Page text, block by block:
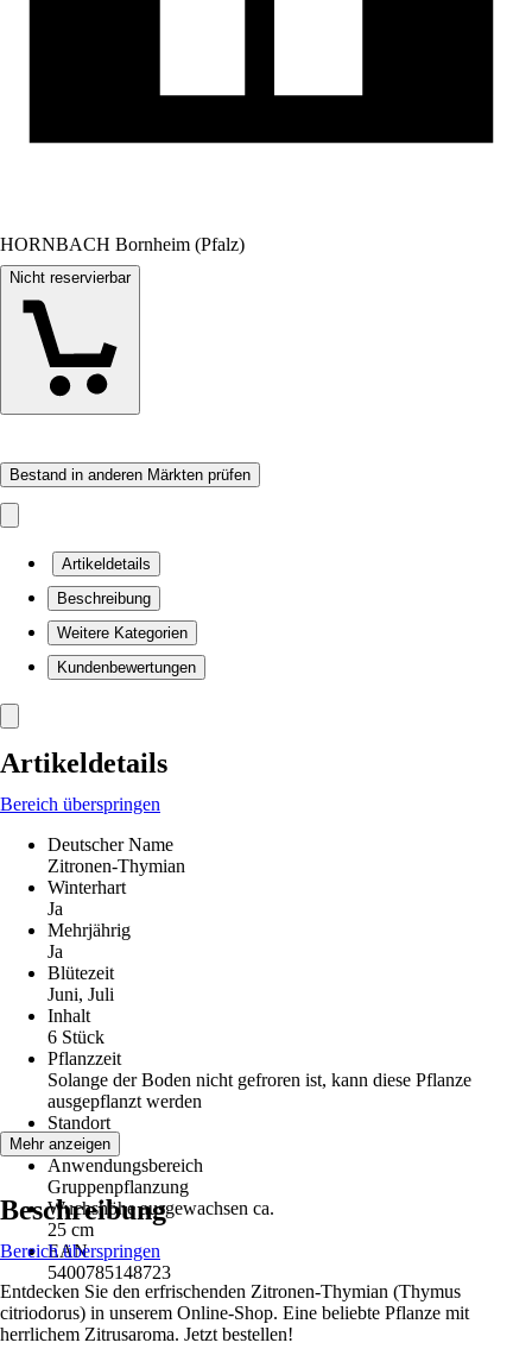
HORNBACH Bornheim (Pfalz)
Nicht reservierbar
Bestand in anderen Märkten prüfen
Artikeldetails
Beschreibung
Weitere Kategorien
Kundenbewertungen
Artikeldetails
Bereich überspringen
Deutscher Name
Zitronen-Thymian
Winterhart
Ja
Mehrjährig
Ja
Blütezeit
Juni, Juli
Inhalt
6 Stück
Pflanzzeit
Solange der Boden nicht gefroren ist, kann diese Pflanze
ausgepflanzt werden
Standort
Sonne
Anwendungsbereich
Gruppenpflanzung
Wuchshöhe ausgewachsen ca.
25 cm
EAN
5400785148723
Mehr anzeigen
Beschreibung
Bereich überspringen
Entdecken Sie den erfrischenden Zitronen-Thymian (Thymus
citriodorus) in unserem Online-Shop. Eine beliebte Pflanze mit
herrlichem Zitrusaroma. Jetzt bestellen!